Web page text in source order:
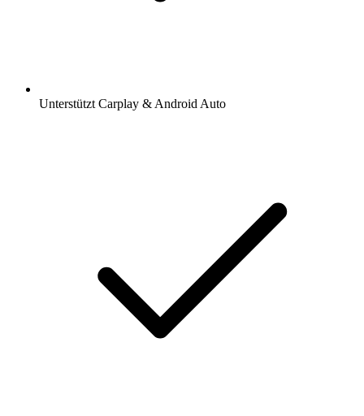
Unterstützt Carplay & Android Auto